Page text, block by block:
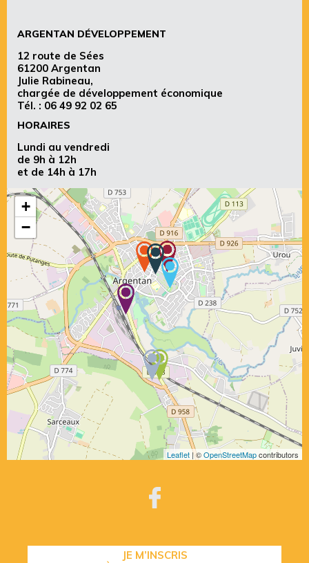
ARGENTAN DÉVELOPPEMENT
12 route de Sées
61200 Argentan
Julie Rabineau,
chargée de développement économique
Tél. : 06 49 92 02 65
HORAIRES
Lundi au vendredi
de 9h à 12h
et de 14h à 17h
+
−
Leaflet| ©OpenStreetMapcontributors
JE M’INSCRIS